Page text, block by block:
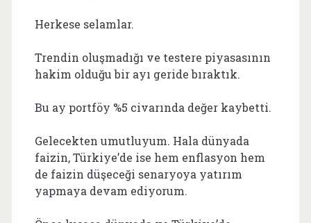
Herkese selamlar.
Trendin oluşmadığı ve testere piyasasının
hakim olduğu bir ayı geride bıraktık.
Bu ay portföy %5 civarında değer kaybetti.
Gelecekten umutluyum. Hala dünyada
faizin, Türkiye’de ise hem enflasyon hem
de faizin düşeceği senaryoya yatırım
yapmaya devam ediyorum.